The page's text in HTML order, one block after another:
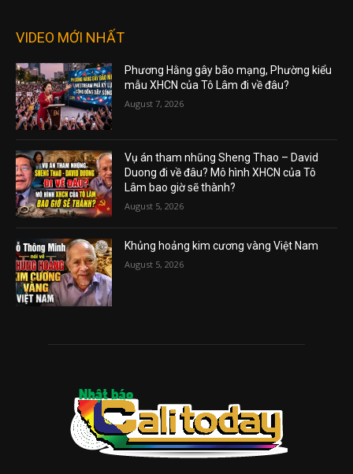
VIDEO MỚI NHẤT
Phương Hằng gây bão mạng, Phường kiểu
mẫu XHCN của Tô Lâm đi về đâu?
August 7, 2026
Vụ án tham nhũng Sheng Thao – David
Duong đi về đâu? Mô hình XHCN của Tô
Lâm bao giờ sẽ thành?
August 5, 2026
Khủng hoảng kim cương vàng Việt Nam
August 5, 2026